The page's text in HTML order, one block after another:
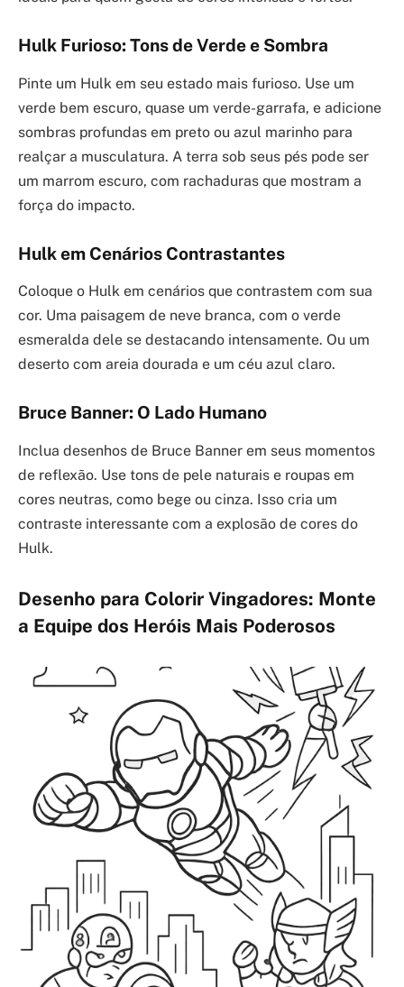
Hulk Furioso: Tons de Verde e Sombra
Pinte um Hulk em seu estado mais furioso. Use um
verde bem escuro, quase um verde-garrafa, e adicione
sombras profundas em preto ou azul marinho para
realçar a musculatura. A terra sob seus pés pode ser
um marrom escuro, com rachaduras que mostram a
força do impacto.
Hulk em Cenários Contrastantes
Coloque o Hulk em cenários que contrastem com sua
cor. Uma paisagem de neve branca, com o verde
esmeralda dele se destacando intensamente. Ou um
deserto com areia dourada e um céu azul claro.
Bruce Banner: O Lado Humano
Inclua desenhos de Bruce Banner em seus momentos
de reflexão. Use tons de pele naturais e roupas em
cores neutras, como bege ou cinza. Isso cria um
contraste interessante com a explosão de cores do
Hulk.
Desenho para Colorir Vingadores: Monte
a Equipe dos Heróis Mais Poderosos